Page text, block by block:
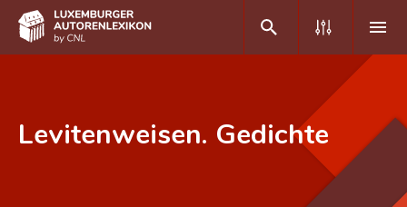
Levitenweisen. Gedichte